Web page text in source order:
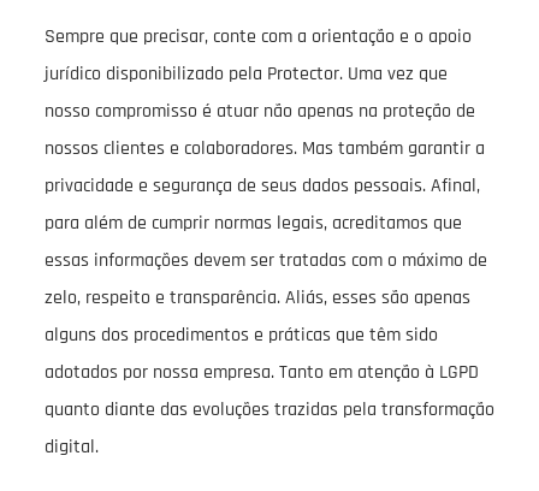
Sempre que precisar, conte com a orientação e o apoio
jurídico disponibilizado pela Protector. Uma vez que
nosso compromisso é atuar não apenas na proteção de
nossos clientes e colaboradores. Mas também garantir a
privacidade e segurança de seus dados pessoais. Afinal,
para além de cumprir normas legais, acreditamos que
essas informações devem ser tratadas com o máximo de
zelo, respeito e transparência. Aliás, esses são apenas
alguns dos procedimentos e práticas que têm sido
adotados por nossa empresa. Tanto em atenção à LGPD
quanto diante das evoluções trazidas pela transformação
digital.